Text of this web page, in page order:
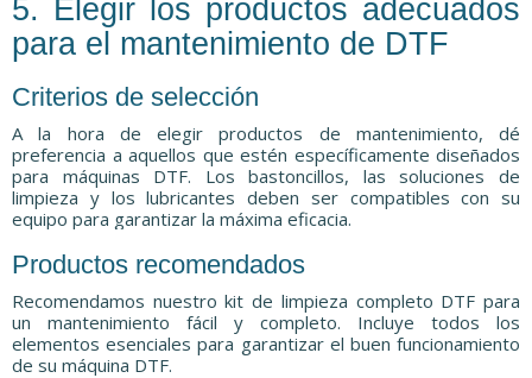
5. Elegir los productos adecuados
para el mantenimiento de DTF
Criterios de selección
A la hora de elegir productos de mantenimiento, dé
preferencia a aquellos que estén específicamente diseñados
para máquinas DTF. Los bastoncillos, las soluciones de
limpieza y los lubricantes deben ser compatibles con su
equipo para garantizar la máxima eficacia.
Productos recomendados
Recomendamos nuestro kit de limpieza completo DTF para
un mantenimiento fácil y completo. Incluye todos los
elementos esenciales para garantizar el buen funcionamiento
de su máquina DTF.